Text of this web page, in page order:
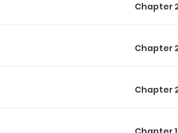
Chapter
Chapter
Chapter